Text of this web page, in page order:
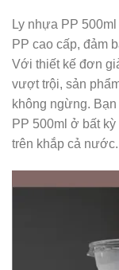
Ly nhựa PP
PP cao cấp, đảm
Với thiết kế đơn
vượt trội, sản
không ngừng.
PP 500ml ở bất
trên khắp cả nước.